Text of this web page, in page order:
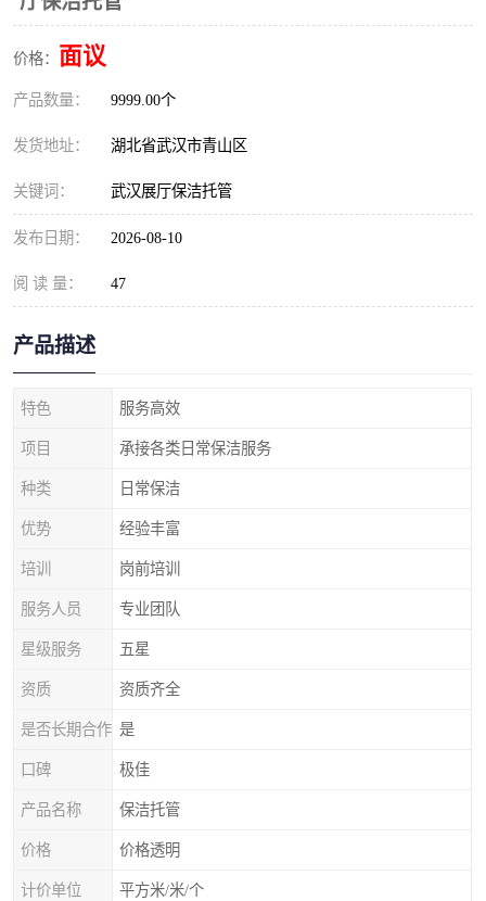
价格： 面议
产品数量： 9999.00个
发货地址： 湖北省武汉市青山区
关键词： 武汉展厅保洁托管
发布日期： 2026-08-10
阅 读 量： 47
产品描述
特色 服务高效
项目 承接各类日常保洁服务
种类 日常保洁
优势 经验丰富
培训 岗前培训
服务人员 专业团队
星级服务 五星
资质 资质齐全
是否长期合作 是
口碑 极佳
产品名称 保洁托管
价格 价格透明
计价单位 平方米/米/个